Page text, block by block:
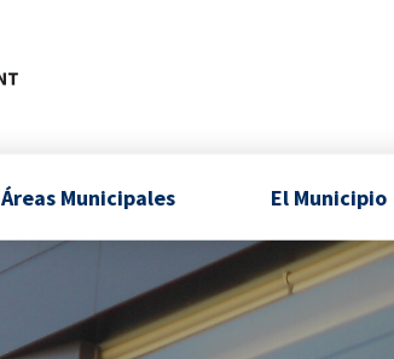
Áreas Municipales El Municipio